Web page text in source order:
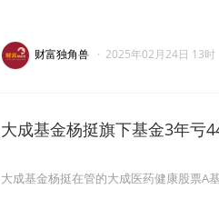
财富独角兽 · 2025年02月24日 13时
大成基金杨挺旗下基金3年亏
大成基金杨挺在管的大成医药健康股票A